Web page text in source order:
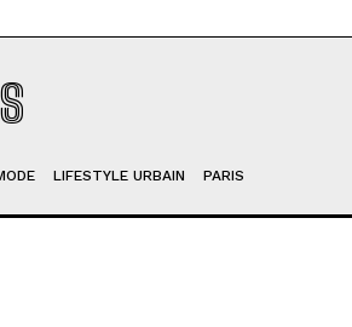
LIFESTYLE URBAIN PARIS